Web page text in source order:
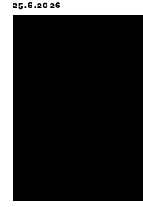
25.6.2026